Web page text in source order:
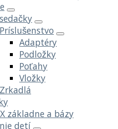
Príslušenstvo
Adaptéry
Podložky
Poťahy
Vložky
Zrkadlá
základne a bázy
detí